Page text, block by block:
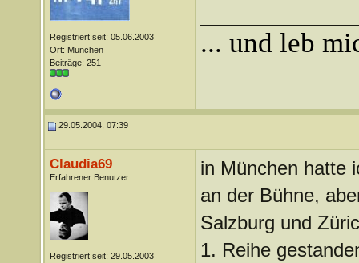
Registriert seit: 05.06.2003
Ort: München
Beiträge: 251
... und leb
29.05.2004, 07:39
Claudia69
Erfahrener Benutzer
Registriert seit: 29.05.2003
in München hatte
an der Bühne,
Salzburg und
1. Reihe